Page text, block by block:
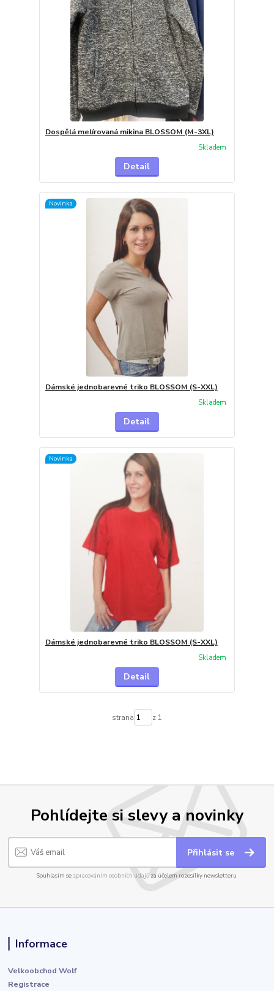
Dospělá melírovaná mikina BLOSSOM (M-3XL)
Skladem
Detail
Novinka
Dámské jednobarevné triko BLOSSOM (S-XXL)
Skladem
Detail
Novinka
Dámské jednobarevné triko BLOSSOM (S-XXL)
Skladem
Detail
strana z 1
Pohlídejte si slevy a novinky
Přihlásit se
Souhlasím se zpracováním osobních údajůza účelem rozesílky newsletteru.
Informace
Velkoobchod Wolf
Registrace